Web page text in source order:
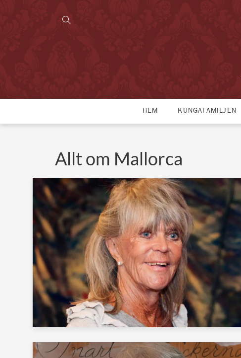
HEM KUNGAFAMILJEN
Allt om Mallorca